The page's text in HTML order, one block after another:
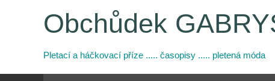
Obchůdek
Pletací a háčkovací příze ..... časopisy ..... pletená móda